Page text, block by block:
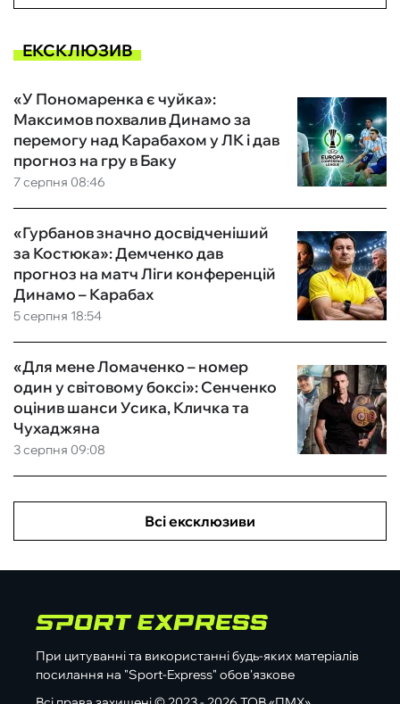
ЕКСКЛЮЗИВ
7 серпня 08:46
«У Пономаренка є чуйка»:
Максимов похвалив Динамо за
перемогу над Карабахом у ЛК і дав
прогноз на гру в Баку
5 серпня 18:54
«Гурбанов значно досвідченіший
за Костюка»: Демченко дав
прогноз на матч Ліги конференцій
Динамо – Карабах
3 серпня 09:08
«Для мене Ломаченко – номер
один у світовому боксі»: Сенченко
оцінив шанси Усика, Кличка та
Чухаджяна
Всі ексклюзиви
При цитуванні та використанні будь-яких матеріалів
посилання на "Sport-Express" обов'язкове